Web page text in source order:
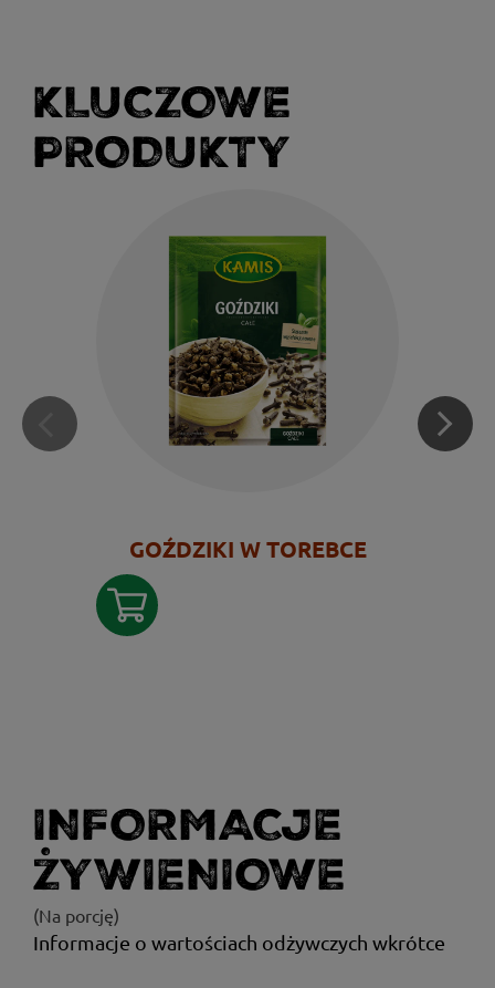
KLUCZOWE
PRODUKTY
GOŹDZIKI W TOREBCE
INFORMACJE
ŻYWIENIOWE
(Na porcję)
Informacje o wartościach odżywczych wkrótce